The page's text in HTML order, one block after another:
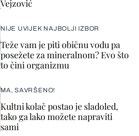
Vejzović
NIJE UVIJEK NAJBOLJI IZBOR
Teže vam je piti običnu vodu pa
posežete za mineralnom? Evo što
to čini organizmu
MA, SAVRŠENO!
Kultni kolač postao je sladoled,
tako ga lako možete napraviti
sami